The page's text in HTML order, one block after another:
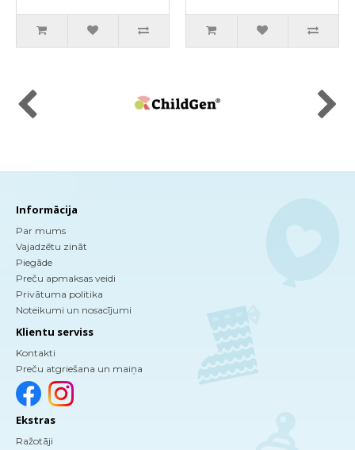
Informācija
Par mums
Vajadzētu zināt
Piegāde
Preču apmaksas veidi
Privātuma politika
Noteikumi un nosacījumi
Klientu serviss
Kontakti
Preču atgriešana un maiņa
Ekstras
Ražotāji